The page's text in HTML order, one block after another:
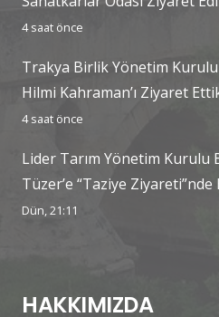
4 saat önce
Trakya Birlik Yönetim Kurulu
Hilmi Kahraman’ı Ziyaret
4 saat önce
Lider Tarım Yönetim Kurulu
Tüzer’e “Taziye
Dün, 21:11
HAKKIMIZDA